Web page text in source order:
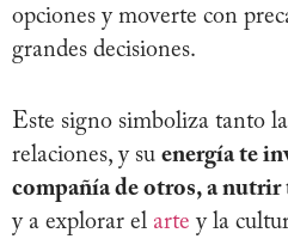
opciones y moverte con
grandes decisiones.
Este signo simboliza tanto la
relaciones, y su energía te
compañía de otros, a nutrir
y a explorar el arte y la